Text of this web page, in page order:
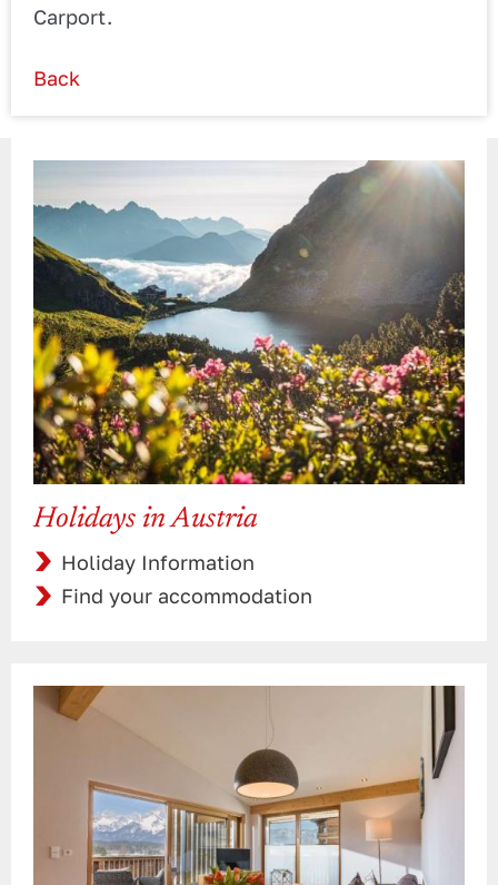
Carport.
Back
Holidays in Austria
Holiday Information
Find your accommodation